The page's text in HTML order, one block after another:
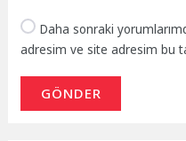
Daha sonraki
adresim ve site adresim bu
GÖNDER